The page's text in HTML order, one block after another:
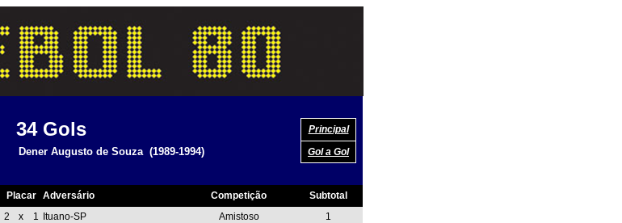
34 Gols Principal
Dener Augusto de Souza (1989-1994) Gol a Gol
Placar Adversário Competição
Subtotal
2 x 1 Ituano-SP Amistoso
1